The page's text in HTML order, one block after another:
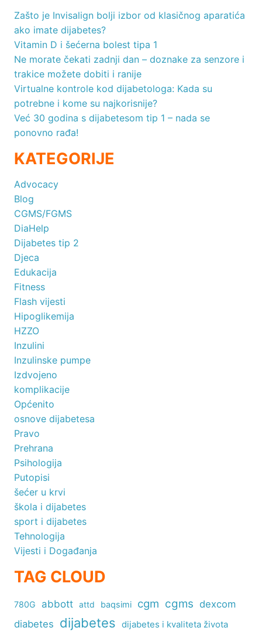
Zašto je Invisalign bolji izbor od klasičnog aparatića
ako imate dijabetes?
Vitamin D i šećerna bolest tipa 1
Ne morate čekati zadnji dan – doznake za senzore i
trakice možete dobiti i ranije
Virtualne kontrole kod dijabetologa: Kada su
potrebne i kome su najkorisnije?
Već 30 godina s dijabetesom tip 1 – nada se
ponovno rađa!
KATEGORIJE
Advocacy
Blog
CGMS/FGMS
DiaHelp
Dijabetes tip 2
Djeca
Edukacija
Fitness
Flash vijesti
Hipoglikemija
HZZO
Inzulini
Inzulinske pumpe
Izdvojeno
komplikacije
Općenito
osnove dijabetesa
Pravo
Prehrana
Psihologija
Putopisi
šećer u krvi
škola i dijabetes
sport i dijabetes
Tehnologija
Vijesti i Događanja
TAG CLOUD
780G abbott attd baqsimi cgm cgms dexcom
diabetes dijabetes dijabetes i kvaliteta života